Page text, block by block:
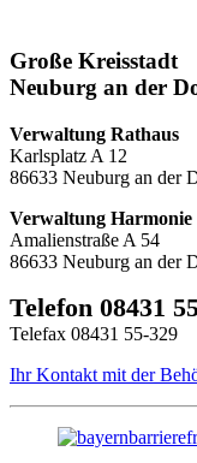
Große Kreisstadt
Neuburg an der
Verwaltung Rathaus
Karlsplatz A 12
86633 Neuburg an der
Verwaltung Harmonie
Amalienstraße A 54
86633 Neuburg an der
Telefon 08431
Telefax 08431 55-329
Ihr Kontakt mit der